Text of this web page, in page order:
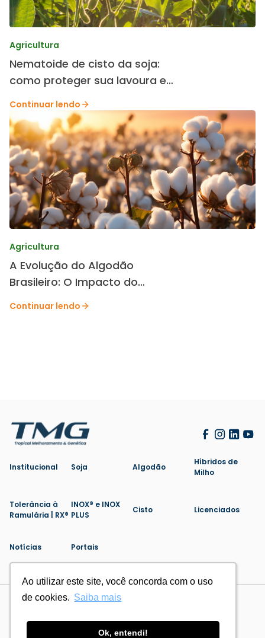
Ao utilizar este site, você concorda com o uso
de cookies. Saiba mais
Ok, entendi!
Ao utilizar este site, você concorda com o uso
de cookies. Saiba mais
Ok, entendi!
Agricultura
Nematoide de cisto da soja:
como proteger sua lavoura e
preservar a produtividade.
Continuar lendo
Agricultura
A Evolução do Algodão
Brasileiro: O Impacto do
Melhoramento Genético da
Continuar lendo
Institucional Soja Algodão
Híbridos de
Milho
Tolerância à
Ramulária | RX®
INOX® e INOX
PLUS
Cisto Licenciados
Notícias Portais
Politica de PrivacidadeCookies
Feito por